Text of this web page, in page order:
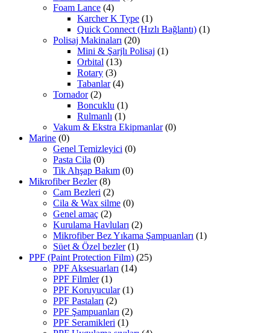
Foam Lance (4)
Karcher K Type (1)
Quick Connect (Hızlı Bağlantı) (1)
Polisaj Makinaları (20)
Mini & Şarjlı Polisaj (1)
Orbital (13)
Rotary (3)
Tabanlar (4)
Tornador (2)
Boncuklu (1)
Rulmanlı (1)
Vakum & Ekstra Ekipmanlar (0)
Marine (0)
Genel Temizleyici (0)
Pasta Cila (0)
Tik Ahşap Bakım (0)
Mikrofiber Bezler (8)
Cam Bezleri (2)
Cila & Wax silme (0)
Genel amaç (2)
Kurulama Havluları (2)
Mikrofiber Bez Yıkama Şampuanları (1)
Süet & Özel bezler (1)
PPF (Paint Protection Film) (25)
PPF Aksesuarları (14)
PPF Filmler (1)
PPF Koruyucular (1)
PPF Pastaları (2)
PPF Şampuanları (2)
PPF Seramikleri (1)